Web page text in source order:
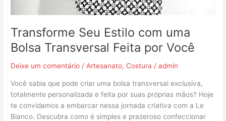
Transforme Seu Estilo com uma
Bolsa Transversal Feita por Você
Deixe um comentário /Artesanato, Costura /admin
Você sabia que pode criar uma bolsa transversal exclusiva,
totalmente personalizada e feita por suas próprias mãos? Hoje
te convidamos a embarcar nessa jornada criativa com a Le
Bianco. Descubra como é simples e prazeroso confeccionar